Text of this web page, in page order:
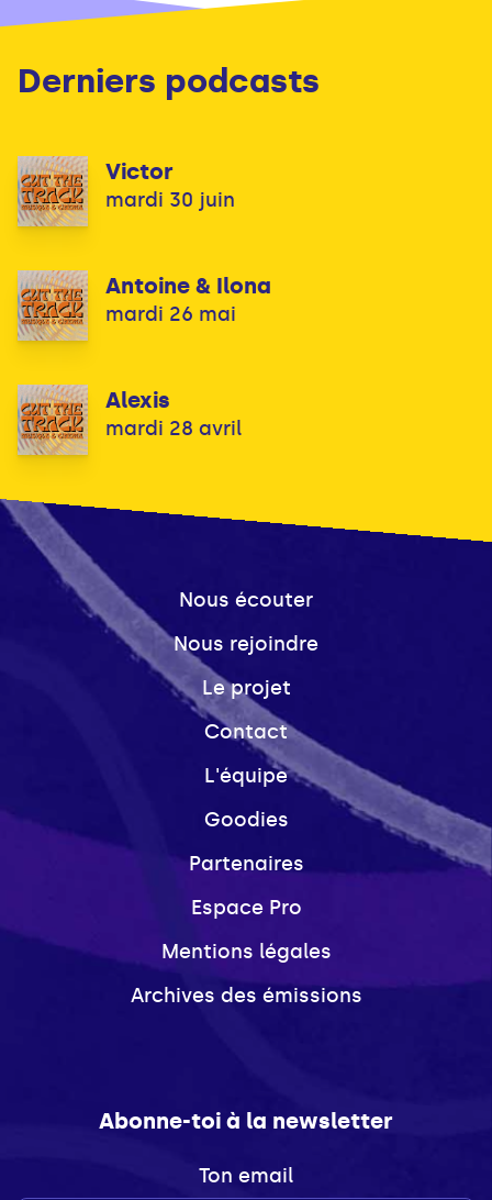
Derniers podcasts
Victor
mardi 30 juin
Antoine & Ilona
mardi 26 mai
Alexis
mardi 28 avril
Nous écouter
Nous rejoindre
Le projet
Contact
L'équipe
Goodies
Partenaires
Espace Pro
Mentions légales
Archives des émissions
Abonne-toi à la newsletter
Ton email